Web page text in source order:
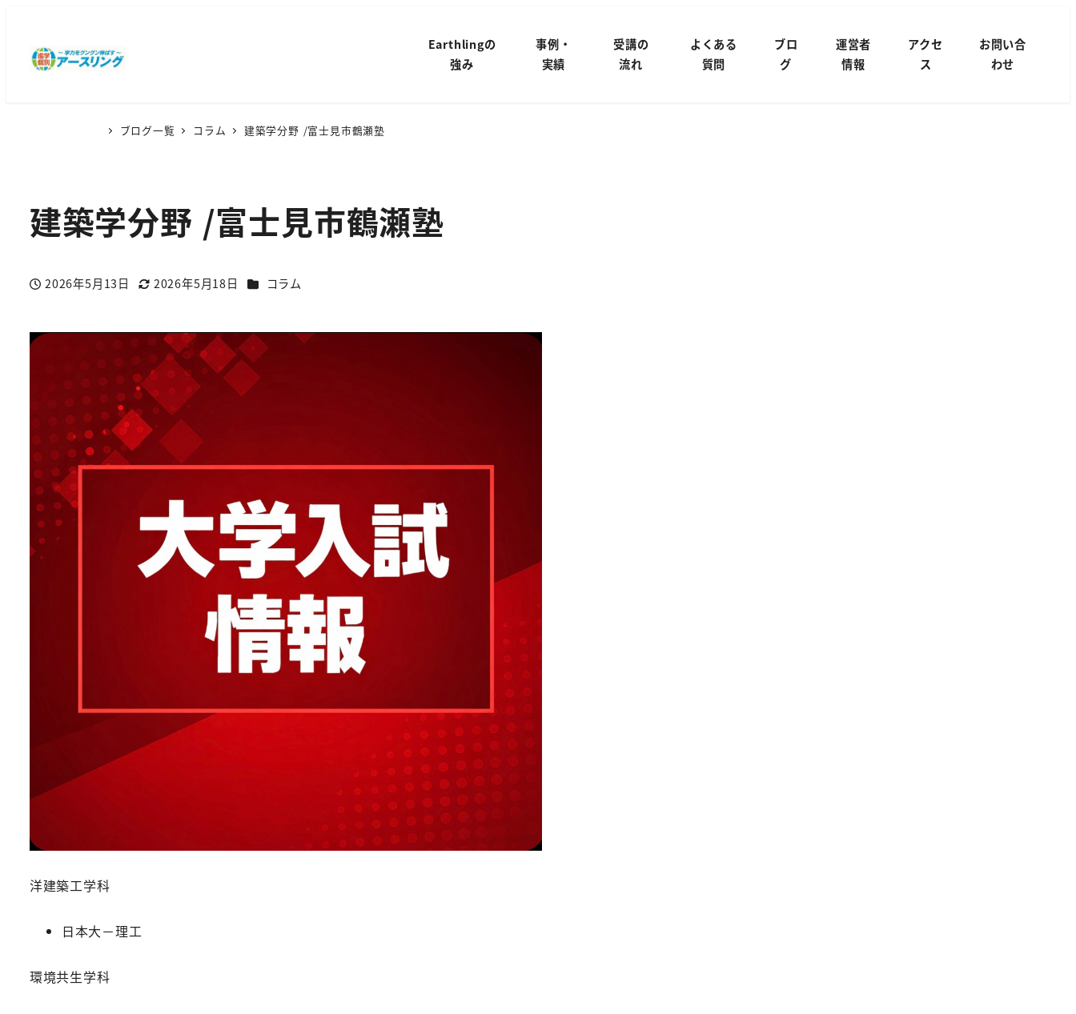
Earthlingの
強み
事例・
実績
受講の
流れ
よくある
質問
ブロ
グ
運営者
情報
アクセ
ス
お問い合
わせ
ブログ一覧 コラム 建築学分野 /富士見市鶴瀬塾
建築学分野 /富士見市鶴瀬塾
投稿日
2026年5月13日
更新日
2026年5月18日 カテゴリー
コラム
洋建築工学科
日本大－理工
環境共生学科